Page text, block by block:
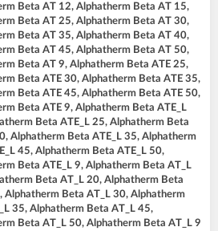
Beta AT 12, Alphatherm Beta AT 15,
Beta AT 25, Alphatherm Beta AT 30,
Beta AT 35, Alphatherm Beta AT 40,
Beta AT 45, Alphatherm Beta AT 50,
Beta AT 9, Alphatherm Beta ATE 25,
Beta ATE 30, Alphatherm Beta ATE 35,
Beta ATE 45, Alphatherm Beta ATE 50,
Beta ATE 9, Alphatherm Beta ATE_L
Beta ATE_L 25, Alphatherm Beta
Alphatherm Beta ATE_L 35, Alphatherm
45, Alphatherm Beta ATE_L 50,
Beta ATE_L 9, Alphatherm Beta AT_L
Beta AT_L 20, Alphatherm Beta
Alphatherm Beta AT_L 30, Alphatherm
35, Alphatherm Beta AT_L 45,
Beta AT_L 50, Alphatherm Beta AT_L 9